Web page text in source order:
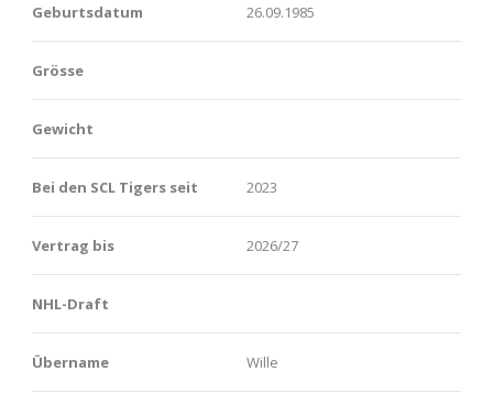
Geburtsdatum 26.09.1985
Grösse
Gewicht
Bei den SCL Tigers seit 2023
Vertrag bis 2026/27
NHL-Draft
Übername Wille